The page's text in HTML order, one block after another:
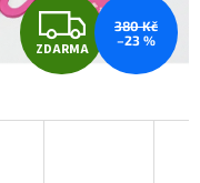
Z
D
A
ZDARMA
380 Kč
–23 %